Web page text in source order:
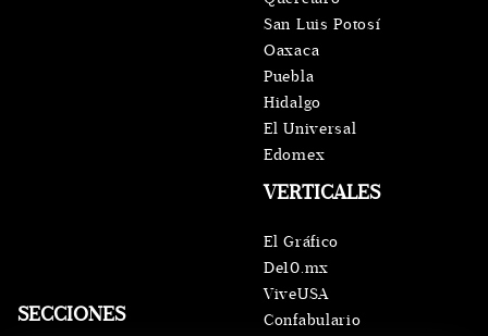
SECCIONES
VERTICALES
El Gráfico
De10.mx
ViveUSA
Confabulario
San Luis Potosí
Oaxaca
Puebla
Hidalgo
El Universal
Edomex